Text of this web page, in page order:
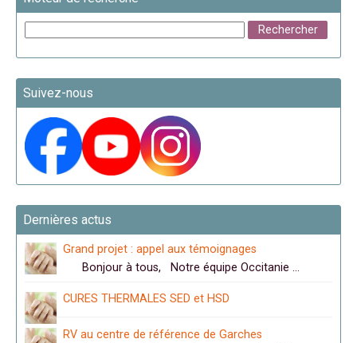
Suivez-nous
Dernières actus
Grand projet : appel aux témoignages
Bonjour à tous, Notre équipe Occitanie …
CURES THERMALES SED et HSD
RV au centre de référence de Garches